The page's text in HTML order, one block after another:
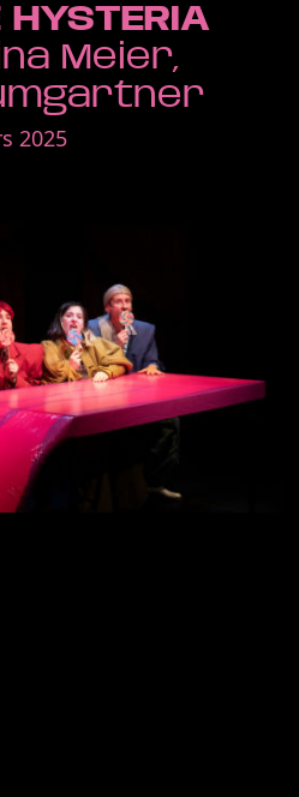
HYSTERIA
Meier,
2025